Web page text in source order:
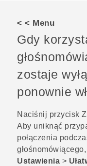
VIVERSE
POMOC
Urządzenia i
Zaloguj się
< < Menu
Gdy
zostaje
ponownie
Naciśnij przycisk
Aby uniknąć
połączenia
Ustawienia >